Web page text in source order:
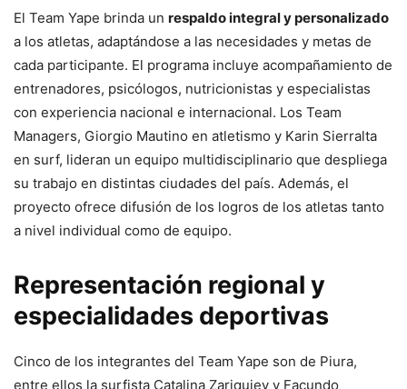
El Team Yape brinda un respaldo integral y personalizado
a los atletas, adaptándose a las necesidades y metas de
cada participante. El programa incluye acompañamiento de
entrenadores, psicólogos, nutricionistas y especialistas
con experiencia nacional e internacional. Los Team
Managers, Giorgio Mautino en atletismo y Karin Sierralta
en surf, lideran un equipo multidisciplinario que despliega
su trabajo en distintas ciudades del país. Además, el
proyecto ofrece difusión de los logros de los atletas tanto
a nivel individual como de equipo.
Representación regional y
especialidades deportivas
Cinco de los integrantes del Team Yape son de Piura,
entre ellos la surfista Catalina Zariquiey y Facundo